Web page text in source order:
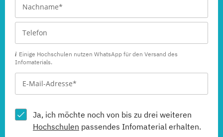
Einige Hochschulen nutzen WhatsApp für den Versand des
Infomaterials.
Ja, ich möchte noch von bis zu drei weiteren
Hochschulen passendes Infomaterial erhalten.